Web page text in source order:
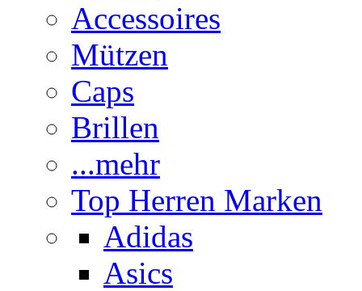
Accessoires
Mützen
Caps
Brillen
...mehr
Top Herren Marken
Adidas
Asics